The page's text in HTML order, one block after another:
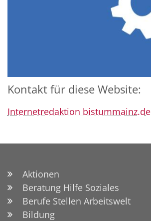
Kontakt für diese Website:
Internetredaktion bistummainz.de
Aktionen
Beratung Hilfe Soziales
Berufe Stellen Arbeitswelt
Bildung